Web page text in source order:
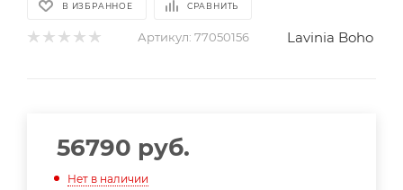
В ИЗБРАННОЕ СРАВНИТЬ
Артикул: 77050156 Lavinia Boho
56790 руб.
Нет в наличии